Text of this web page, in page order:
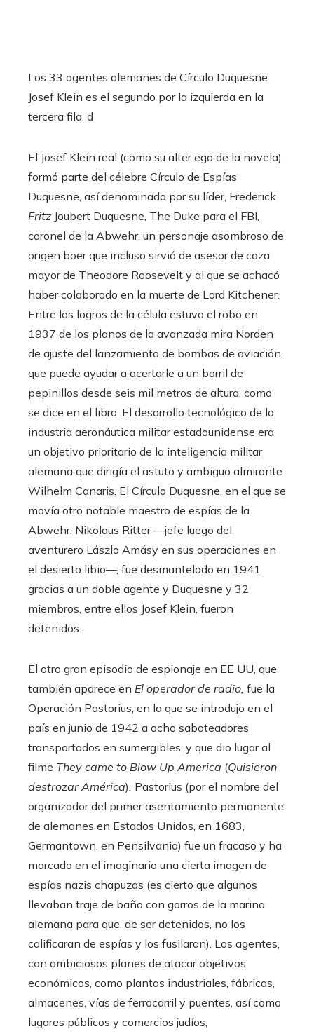
Los 33 agentes alemanes de Círculo Duquesne.
Josef Klein es el segundo por la izquierda en la
tercera fila. d
El Josef Klein real (como su alter ego de la novela)
formó parte del célebre Círculo de Espías
Duquesne, así denominado por su líder, Frederick
Fritz Joubert Duquesne, The Duke para el FBI,
coronel de la Abwehr, un personaje asombroso de
origen boer que incluso sirvió de asesor de caza
mayor de Theodore Roosevelt y al que se achacó
haber colaborado en la muerte de Lord Kitchener.
Entre los logros de la célula estuvo el robo en
1937 de los planos de la avanzada mira Norden
de ajuste del lanzamiento de bombas de aviación,
que puede ayudar a acertarle a un barril de
pepinillos desde seis mil metros de altura, como
se dice en el libro. El desarrollo tecnológico de la
industria aeronáutica militar estadounidense era
un objetivo prioritario de la inteligencia militar
alemana que dirigía el astuto y ambiguo almirante
Wilhelm Canaris. El Círculo Duquesne, en el que se
movía otro notable maestro de espías de la
Abwehr, Nikolaus Ritter —jefe luego del
aventurero Lászlo Amásy en sus operaciones en
el desierto libio—, fue desmantelado en 1941
gracias a un doble agente y Duquesne y 32
miembros, entre ellos Josef Klein, fueron
detenidos.
El otro gran episodio de espionaje en EE UU, que
también aparece en El operador de radio, fue la
Operación Pastorius, en la que se introdujo en el
país en junio de 1942 a ocho saboteadores
transportados en sumergibles, y que dio lugar al
filme They came to Blow Up America (Quisieron
destrozar América) Pastorius (por el nombre del
organizador del primer asentamiento permanente
de alemanes en Estados Unidos, en 1683,
Germantown, en Pensilvania) fue un fracaso y ha
marcado en el imaginario una cierta imagen de
espías nazis chapuzas (es cierto que algunos
llevaban traje de baño con gorros de la marina
alemana para que, de ser detenidos, no los
calificaran de espías y los fusilaran). Los agentes,
con ambiciosos planes de atacar objetivos
económicos, como plantas industriales, fábricas,
almacenes, vías de ferrocarril y puentes, así como
lugares públicos y comercios judíos,